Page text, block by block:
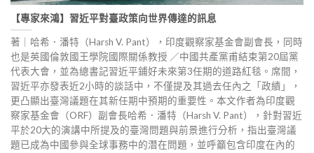
【專家來鴻】習近平對臺政策向世界傳達的訊息
著｜哈希．潘特（Harsh V. Pant），印度觀察家基金會副會長，同時
也是英國倫敦國王學院國際關係教授 ／中國共產黨甫結束第20屆黨
代表大會，並為總書記習近平鋪好未來第3任期的道路紅毯。席間，
習近平亦發表近2小時的談話中，不僅提及其過去任內之「政績」，
更凸顯出臺灣議題在其新任期中預期的重要性。本文作者為印度觀
察家基金會（ORF）副會長哈希．潘特（Harsh V. Pant），針對習近
平於20大的演講中所提及的臺灣問題與前景進行分析，指出臺灣議
題已成為中國參與全球事務中的潛在問題，並呼籲包含印度在內的